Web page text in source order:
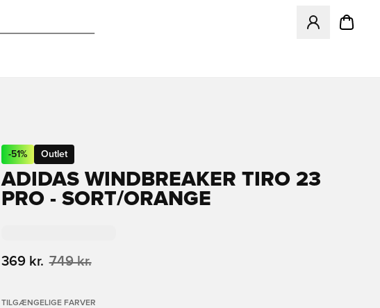
Åbner en
-51% Outlet
ADIDAS WINDBREAKER TIRO 23
PRO - SORT/ORANGE
369 kr. 749 kr.
TILGÆNGELIGE FARVER